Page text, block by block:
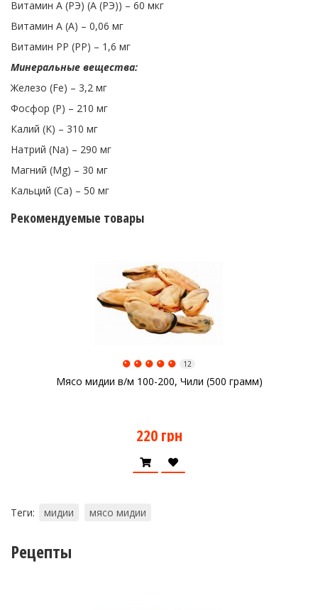
Витамин А (РЭ) (А (РЭ)) – 60 мкг
Витамин А (А) – 0,06 мг
Витамин PP (PP) – 1,6 мг
Минеральные вещества:
Железо (Fe) – 3,2 мг
Фосфор (P) – 210 мг
Калий (K) – 310 мг
Натрий (Na) – 290 мг
Магний (Mg) – 30 мг
Кальций (Ca) – 50 мг
Рекомендуемые товары
Мясо мидии в/м 100-200, Чили (500 грамм)
12
220 грн
Теги: мидии мясо мидии
Рецепты